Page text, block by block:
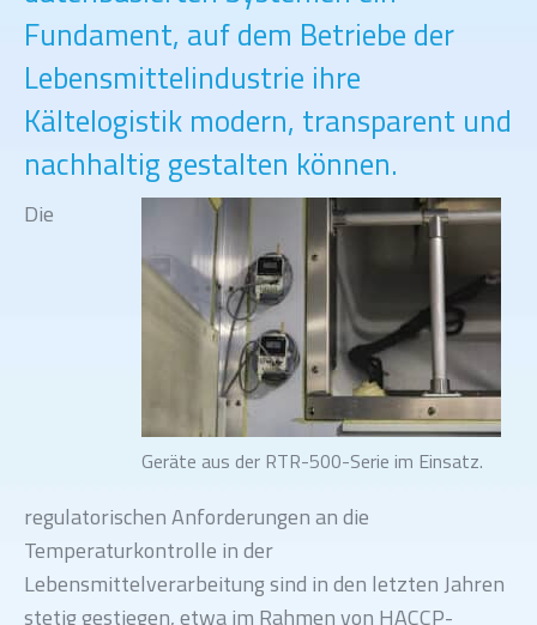
Fundament, auf dem Betriebe der
Lebensmittelindustrie ihre
Kältelogistik modern, transparent und
nachhaltig gestalten können.
Geräte aus der RTR-500-Serie im Einsatz.
Die
regulatorischen Anforderungen an die
Temperaturkontrolle in der
Lebensmittelverarbeitung sind in den letzten Jahren
stetig gestiegen, etwa im Rahmen von HACCP-